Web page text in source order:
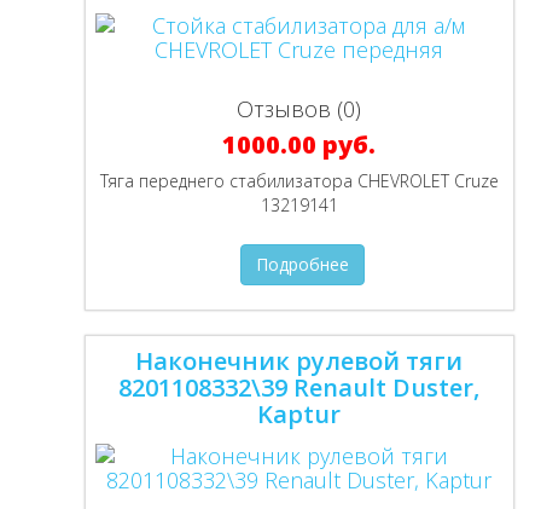
Отзывов (0)
1000.00 руб.
Тяга переднего стабилизатора CHEVROLET Cruze
13219141
Подробнее
Наконечник рулевой тяги
8201108332\39 Renault Duster,
Kaptur